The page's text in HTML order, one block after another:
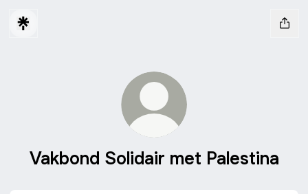
Vakbond Solidair met Palestina